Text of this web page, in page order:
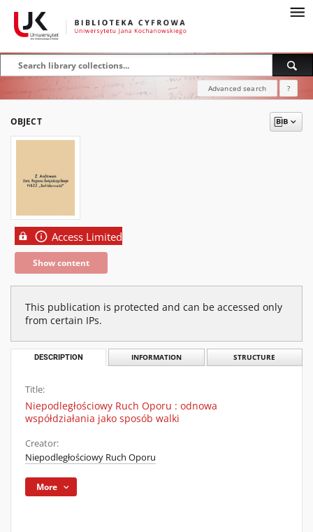
Advanced search ?
OBJECT
Access Limited
Show content
This publication is protected and can be accessed only
from certain IPs.
DESCRIPTION INFORMATION STRUCTURE
Title:
Niepodległościowy Ruch Oporu : odnowa
współdziałania jako sposób walki
Creator:
Niepodległościowy Ruch Oporu
More